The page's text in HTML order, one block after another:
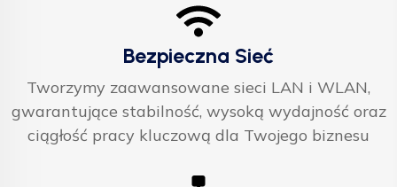
Bezpieczna Sieć
Tworzymy zaawansowane sieci LAN i WLAN,
gwarantujące stabilność, wysoką wydajność oraz
ciągłość pracy kluczową dla Twojego biznesu